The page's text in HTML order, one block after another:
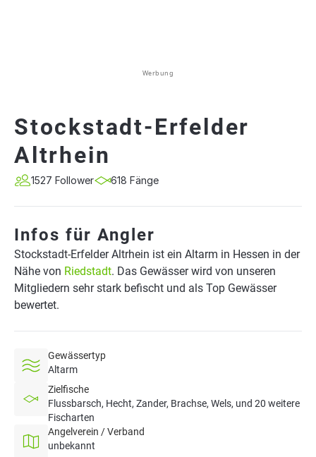
Werbung
Stockstadt-Erfelder
Altrhein
1527 Follower 618 Fänge
Infos für Angler
Stockstadt-Erfelder Altrhein ist ein Altarm in Hessen in der
Nähe von Riedstadt. Das Gewässer wird von unseren
Mitgliedern sehr stark befischt und als Top Gewässer
bewertet.
Gewässertyp
Altarm
Zielfische
Flussbarsch, Hecht, Zander, Brachse, Wels, und 20 weitere
Fischarten
Angelverein / Verband
unbekannt